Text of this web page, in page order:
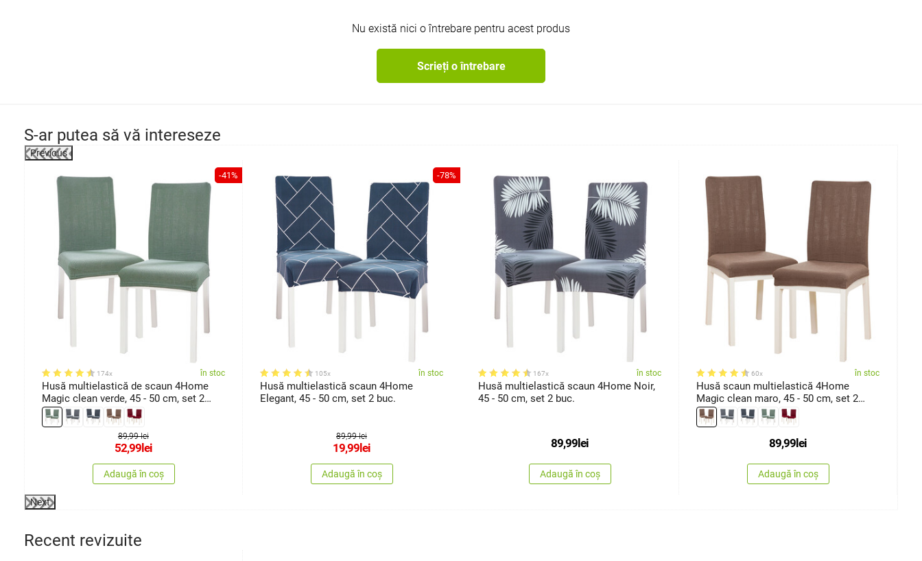
Nu există nici o întrebare pentru acest produs
Scrieți o întrebare
S-ar putea să vă intereseze
Previous
-41%
174x în stoc
Husă multielastică de scaun 4Home
Magic clean verde, 45 - 50 cm, set 2
buc.
89,99 lei
52,99lei
Adaugă în coș
-78%
105x în stoc
Husă multielastică scaun 4Home
Elegant, 45 - 50 cm, set 2 buc.
89,99 lei
19,99lei
Adaugă în coș
167x în stoc
Husă multielastică scaun 4Home Noir,
45 - 50 cm, set 2 buc.
89,99lei
Adaugă în coș
60x în stoc
Husă scaun multielastică 4Home
Magic clean maro, 45 - 50 cm, set 2
buc.
89,99lei
Adaugă în coș
Next
Recent revizuite